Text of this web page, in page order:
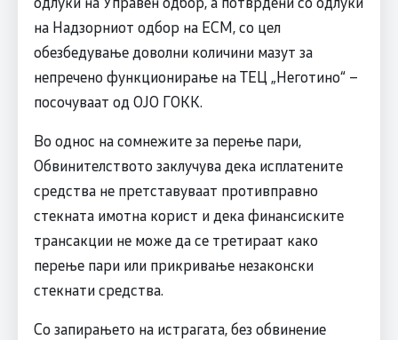
на Надзорниот одбор на ЕСМ, со цел
обезбедување доволни количини мазут за
непречено функционирање на ТЕЦ „Неготино“ –
посочуваат од ОЈО ГОКК.
Во однос на сомнежите за перење пари,
Обвинителството заклучува дека исплатените
средства не претставуваат противправно
стекната имотна корист и дека финансиските
трансакции не може да се третираат како
перење пари или прикривање незаконски
стекнати средства.
Со запирањето на истрагата, без обвинение